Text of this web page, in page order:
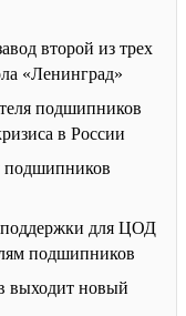
второй из трех
«Ленинград»
подшипников
в России
подшипников
для ЦОД
подшипников
выходит новый